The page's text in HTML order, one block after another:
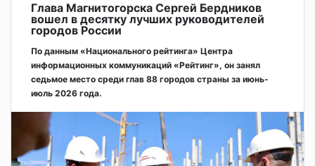
Глава Магнитогорска Сергей Бердников
вошел в десятку лучших руководителей
городов России
По данным «Национального рейтинга» Центра
информационных коммуникаций «Рейтинг», он занял
седьмое место среди глав 88 городов страны за июнь-
июль 2026 года.